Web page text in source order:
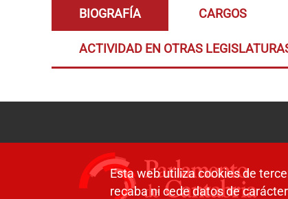
BIOGRAFÍA CARGOS
ACTIVIDAD EN OTRAS
Esta web utiliza cookies de
recaba ni cede datos de